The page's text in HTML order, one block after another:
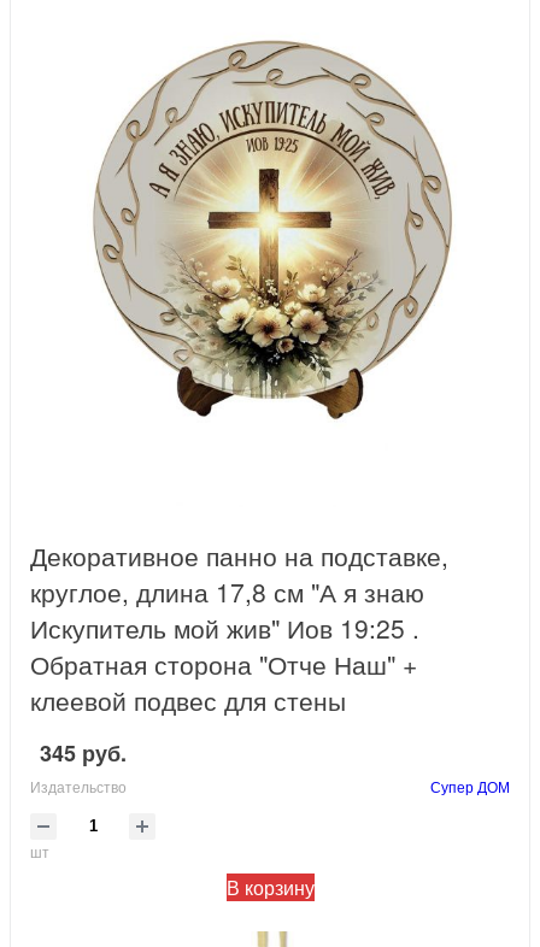
Декоративное панно на подставке,
круглое, длина 17,8 см "А я знаю
Искупитель мой жив" Иов 19:25 .
Обратная сторона "Отче Наш" +
клеевой подвес для стены
345 руб.
Издательство Супер ДОМ
шт
В корзину